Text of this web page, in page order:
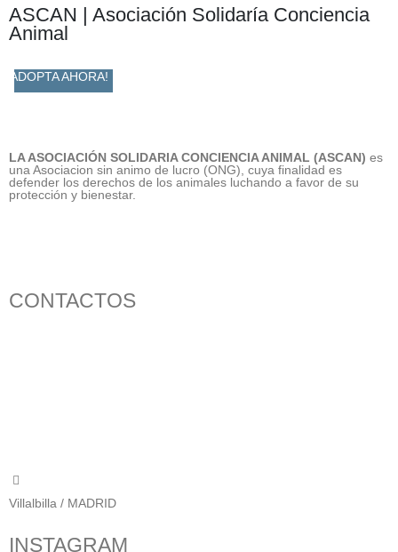
ASCAN | Asociación Solidaría Conciencia
Animal
ADOPTA AHORA!
LA ASOCIACIÓN SOLIDARIA CONCIENCIA ANIMAL (ASCAN) es
una Asociacion sin animo de lucro (ONG), cuya finalidad es
defender los derechos de los animales luchando a favor de su
protección y bienestar.
CONTACTOS
Villalbilla / MADRID
INSTAGRAM